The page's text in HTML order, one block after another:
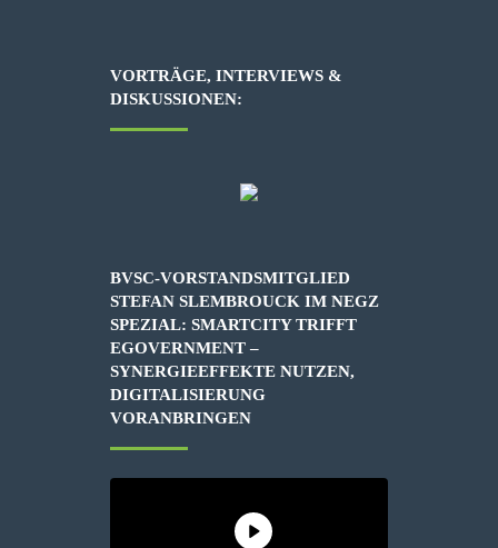
VORTRÄGE, INTERVIEWS &
DISKUSSIONEN:
BVSC-VORSTANDSMITGLIED
STEFAN SLEMBROUCK IM NEGZ
SPEZIAL: SMARTCITY TRIFFT
EGOVERNMENT –
SYNERGIEEFFEKTE NUTZEN,
DIGITALISIERUNG
VORANBRINGEN